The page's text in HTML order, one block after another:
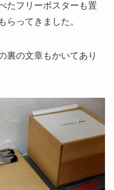
たフリーポスターも置
らってきました。
裏の文章もかいてあり